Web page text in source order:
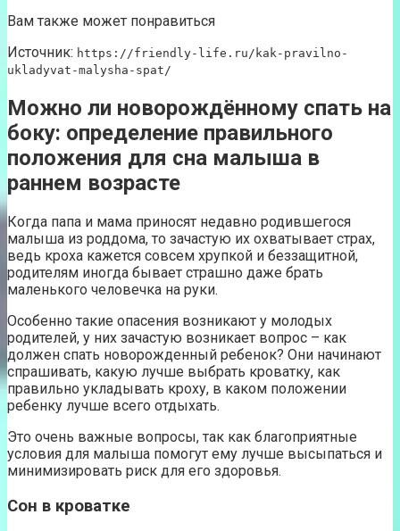
Вам также может понравиться
Источник: https://friendly-life.ru/kak-pravilno-
ukladyvat-malysha-spat/
Можно ли новорождённому спать на
боку: определение правильного
положения для сна малыша в
раннем возрасте
Когда папа и мама приносят недавно родившегося
малыша из роддома, то зачастую их охватывает страх,
ведь кроха кажется совсем хрупкой и беззащитной,
родителям иногда бывает страшно даже брать
маленького человечка на руки.
Особенно такие опасения возникают у молодых
родителей, у них зачастую возникает вопрос – как
должен спать новорожденный ребенок? Они начинают
спрашивать, какую лучше выбрать кроватку, как
правильно укладывать кроху, в каком положении
ребенку лучше всего отдыхать.
Это очень важные вопросы, так как благоприятные
условия для малыша помогут ему лучше высыпаться и
минимизировать риск для его здоровья.
Сон в кроватке